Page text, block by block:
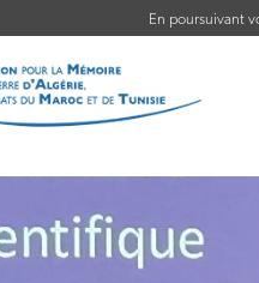
En poursuivant